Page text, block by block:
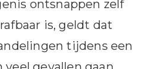
ontsnappen zelf
is, geldt dat
tijdens een